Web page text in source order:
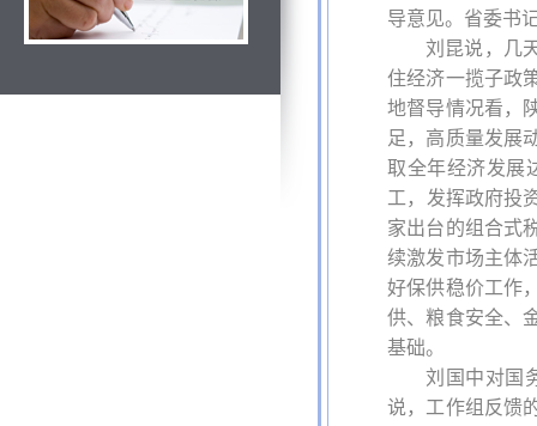
导意见。省委书
刘昆说，几
住经济一揽子政
地督导情况看，
足，高质量发展
取全年经济发展
工，发挥政府投
家出台的组合式
续激发市场主体
好保供稳价工作
供、粮食安全、
基础。
刘国中对国
说，工作组反馈